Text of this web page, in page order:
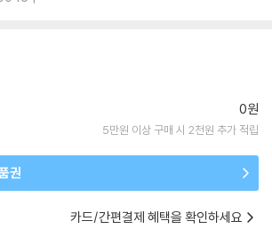
0원
5만원 이상 구매 시 2천원 추가 적립
권
카드/간편결제 혜택을 확인하세요